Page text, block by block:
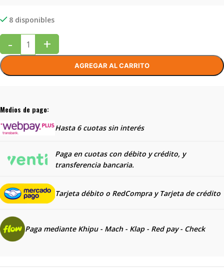
8 disponibles
- +
AGREGAR AL CARRITO
Medios de pago:
Hasta 6 cuotas sin interés
Paga en cuotas con débito y crédito, y
transferencia bancaria.
Tarjeta débito o RedCompra y Tarjeta de crédito
Paga mediante Khipu - Mach - Klap - Red pay - Check